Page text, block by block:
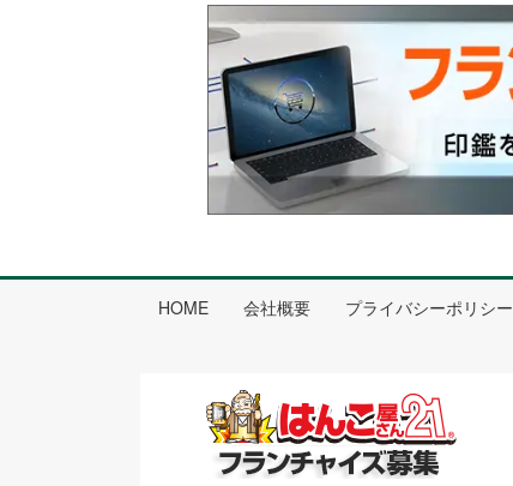
HOME 会社概要 プライバシーポリシー